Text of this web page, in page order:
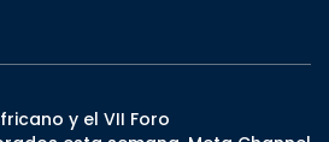
y el VII Foro